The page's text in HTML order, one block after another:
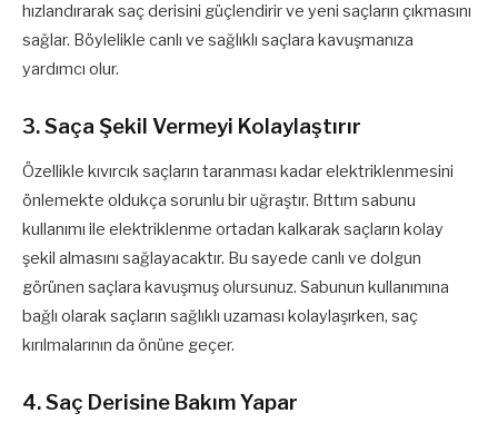
hızlandırarak saç derisini güçlendirir ve yeni saçların çıkmasını
sağlar. Böylelikle canlı ve sağlıklı saçlara kavuşmanıza
yardımcı olur.
3. Saça Şekil Vermeyi Kolaylaştırır
Özellikle kıvırcık saçların taranması kadar elektriklenmesini
önlemekte oldukça sorunlu bir uğraştır. Bıttım sabunu
kullanımı ile elektriklenme ortadan kalkarak saçların kolay
şekil almasını sağlayacaktır. Bu sayede canlı ve dolgun
görünen saçlara kavuşmuş olursunuz. Sabunun kullanımına
bağlı olarak saçların sağlıklı uzaması kolaylaşırken, saç
kırılmalarının da önüne geçer.
4. Saç Derisine Bakım Yapar